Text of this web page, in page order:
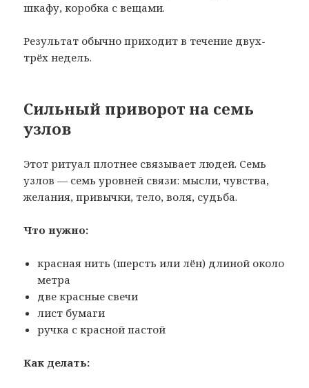
шкафу, коробка с вещами.
Результат обычно приходит в течение двух-
трёх недель.
Сильный приворот на семь
узлов
Этот ритуал плотнее связывает людей. Семь
узлов — семь уровней связи: мысли, чувства,
желания, привычки, тело, воля, судьба.
Что нужно:
красная нить (шерсть или лён) длиной около
метра
две красные свечи
лист бумаги
ручка с красной пастой
Как делать: